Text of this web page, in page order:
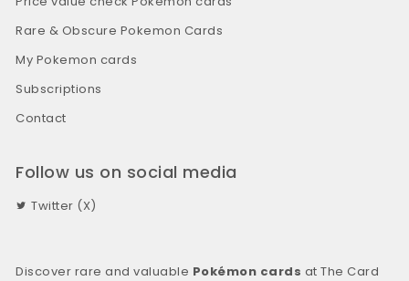
Rare & Obscure Pokemon Cards
My Pokemon cards
Subscriptions
Contact
Follow us on social media
Twitter (X)
Discover rare and valuable Pokémon cards at The Card